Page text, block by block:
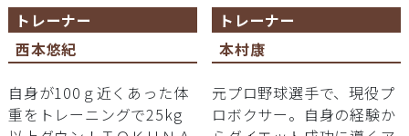
トレーナー
西本悠紀
自身が100ｇ近くあった体
重をトレーニングで25kg
トレーナー
本村康
元プロ野球選手で、現役プ
ロボクサー。自身の経験か